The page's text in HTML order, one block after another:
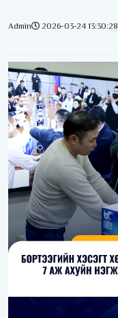
Admin 2026-03-24 13:30:28